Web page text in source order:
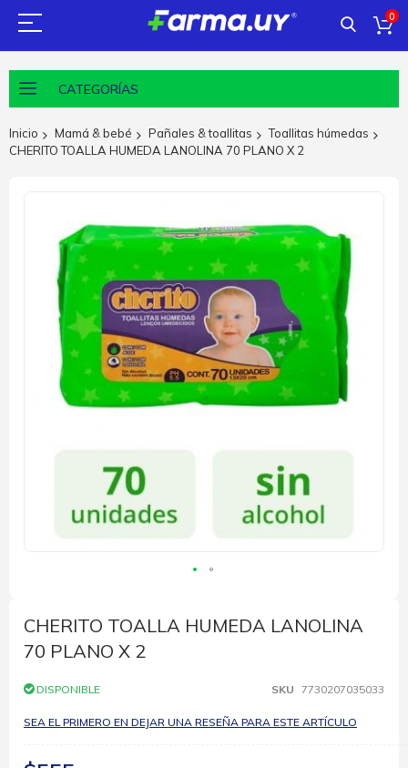
0
CATEGORÍAS
Inicio Mamá & bebé Pañales & toallitas
Toallitas húmedas
CHERITO TOALLA HUMEDA LANOLINA 70 PLANO X 2
galería
imágenes
comienzo
de
la
de
imágenes
CHERITO TOALLA HUMEDA LANOLINA
70 PLANO X 2
DISPONIBLE SKU 7730207035033
SEA EL PRIMERO EN DEJAR UNA RESEÑA PARA ESTE ARTÍCULO